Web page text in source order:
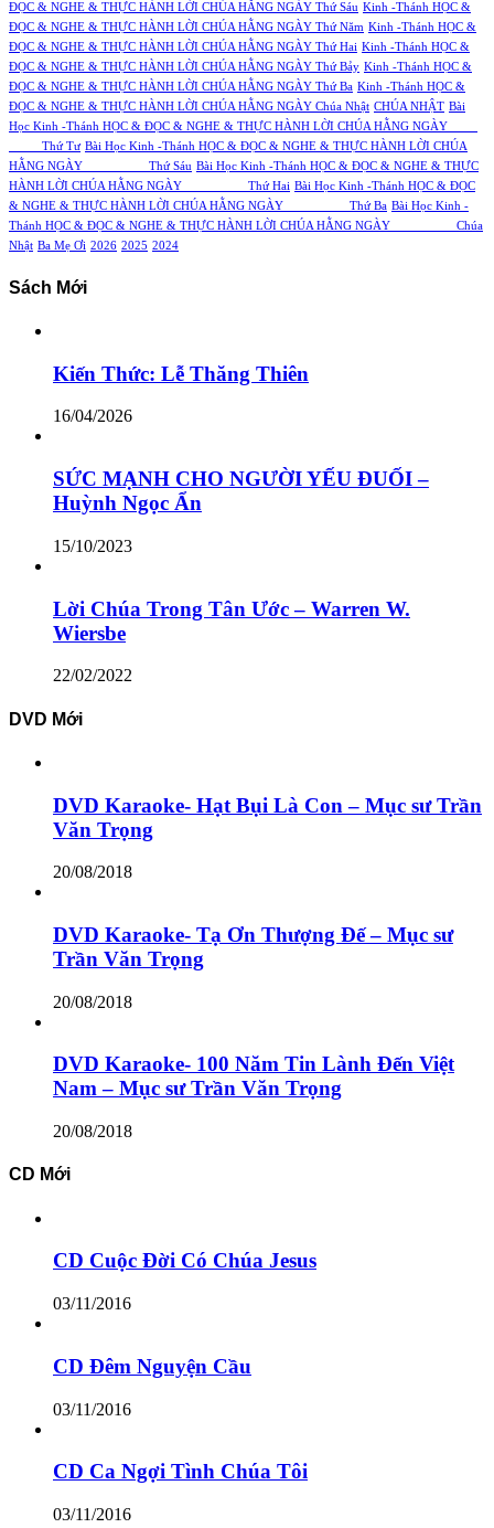
ĐỌC & NGHE & THỰC HÀNH LỜI CHÚA HẰNG NGÀY Thứ Sáu Kinh -Thánh HỌC &
ĐỌC & NGHE & THỰC HÀNH LỜI CHÚA HẰNG NGÀY Thứ Năm Kinh -Thánh HỌC &
ĐỌC & NGHE & THỰC HÀNH LỜI CHÚA HẰNG NGÀY Thứ Hai Kinh -Thánh HỌC &
ĐỌC & NGHE & THỰC HÀNH LỜI CHÚA HẰNG NGÀY Thứ Bảy Kinh -Thánh HỌC &
ĐỌC & NGHE & THỰC HÀNH LỜI CHÚA HẰNG NGÀY Thứ Ba Kinh -Thánh HỌC &
ĐỌC & NGHE & THỰC HÀNH LỜI CHÚA HẰNG NGÀY Chúa Nhật CHÚA NHẬT Bài
Học Kinh -Thánh HỌC & ĐỌC & NGHE & THỰC HÀNH LỜI CHÚA HẰNG NGÀY
Thứ Tư Bài Học Kinh -Thánh HỌC & ĐỌC & NGHE & THỰC HÀNH LỜI CHÚA
HẰNG NGÀY Thứ Sáu Bài Học Kinh -Thánh HỌC & ĐỌC & NGHE & THỰC
HÀNH LỜI CHÚA HẰNG NGÀY Thứ Hai Bài Học Kinh -Thánh HỌC & ĐỌC
& NGHE & THỰC HÀNH LỜI CHÚA HẰNG NGÀY Thứ Ba Bài Học Kinh -
Thánh HỌC & ĐỌC & NGHE & THỰC HÀNH LỜI CHÚA HẰNG NGÀY Chúa
Nhật Ba Mẹ Ơi 2026 2025 2024
Sách Mới
Kiến Thức: Lễ Thăng Thiên
16/04/2026
SỨC MẠNH CHO NGƯỜI YẾU ĐUỐI –
Huỳnh Ngọc Ẩn
15/10/2023
Lời Chúa Trong Tân Ước – Warren W.
Wiersbe
22/02/2022
DVD Mới
DVD Karaoke- Hạt Bụi Là Con – Mục sư Trần
Văn Trọng
20/08/2018
DVD Karaoke- Tạ Ơn Thượng Đế – Mục sư
Trần Văn Trọng
20/08/2018
DVD Karaoke- 100 Năm Tin Lành Đến Việt
Nam – Mục sư Trần Văn Trọng
20/08/2018
CD Mới
CD Cuộc Đời Có Chúa Jesus
03/11/2016
CD Đêm Nguyện Cầu
03/11/2016
CD Ca Ngợi Tình Chúa Tôi
03/11/2016